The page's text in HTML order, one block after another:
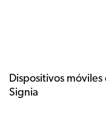
Dispositivos
Signia